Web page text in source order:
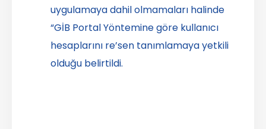
uygulamaya dahil olmamaları halinde
“GİB Portal Yöntemine göre kullanıcı
hesaplarını re’sen tanımlamaya yetkili
olduğu belirtildi.